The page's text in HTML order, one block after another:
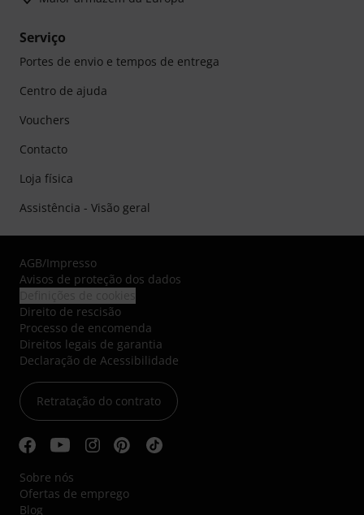
Serviço
Portes de envio e tempos de entrega
Centro de ajuda
Vouchers
Contacto
Loja física
Assistência - Visão geral
AGB/Impresso
Avisos de proteção dos dados
Direito de rescisão
Processo de encomenda
Direitos legais de garantia
Declaração de Acessibilidade
Retratação do contrato
Sobre nós
Ofertas de emprego
Blog